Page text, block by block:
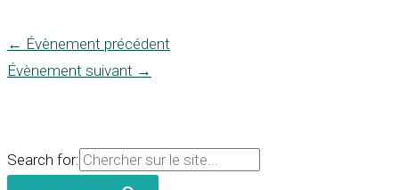
← Évènement précédent
Évènement suivant →
Search for: